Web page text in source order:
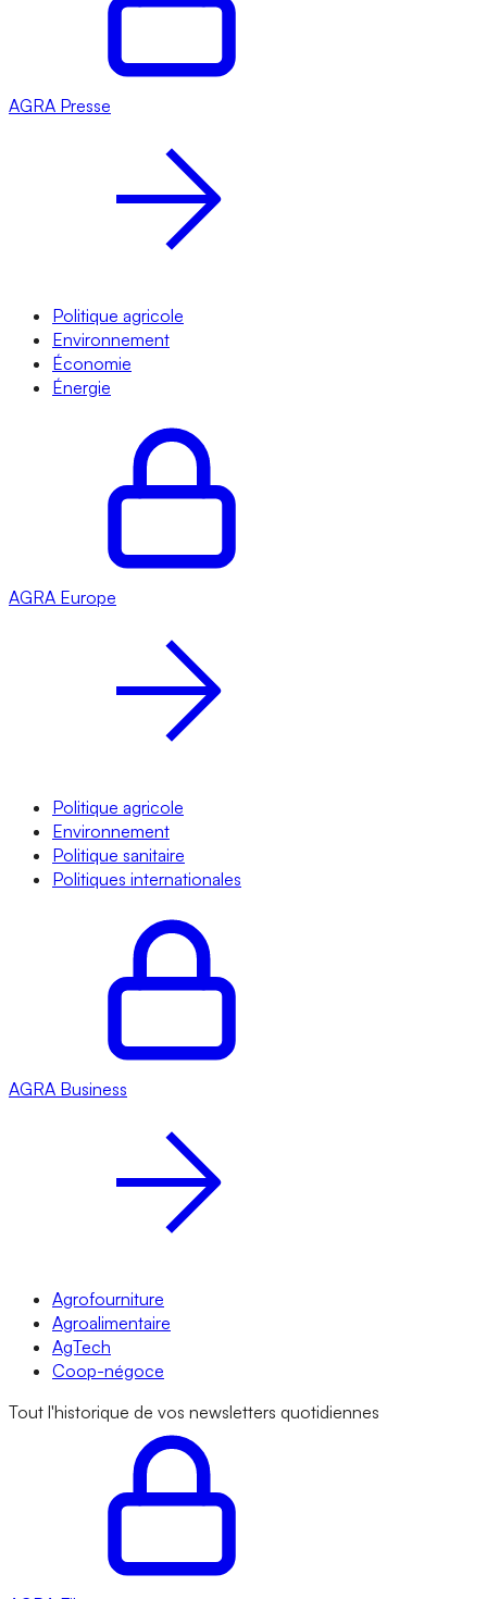
AGRA Presse
Politique agricole
Environnement
Économie
Énergie
AGRA Europe
Politique agricole
Environnement
Politique sanitaire
Politiques internationales
AGRA Business
Agrofourniture
Agroalimentaire
AgTech
Coop-négoce
Tout l'historique de vos newsletters quotidiennes